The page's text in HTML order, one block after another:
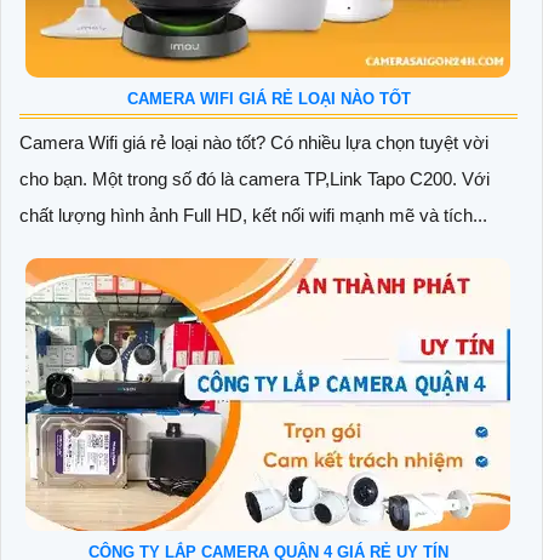
CAMERA WIFI GIÁ RẺ LOẠI NÀO TỐT
Camera Wifi giá rẻ loại nào tốt? Có nhiều lựa chọn tuyệt vời
cho bạn. Một trong số đó là camera TP,Link Tapo C200. Với
chất lượng hình ảnh Full HD, kết nối wifi mạnh mẽ và tích...
CÔNG TY LẮP CAMERA QUẬN 4 GIÁ RẺ UY TÍN